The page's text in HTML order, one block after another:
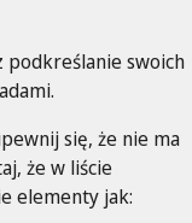
podkreślanie swoich
się, że nie ma
że w liście
elementy jak: